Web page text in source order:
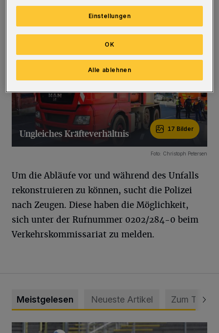
ein Krankenhaus gebracht.
Ungleiches Kräfteverhältnis 17 Bilder
Foto: Christoph Petersen
Um die Abläufe vor und während des Unfalls
rekonstruieren zu können, sucht die Polizei
nach Zeugen. Diese haben die Möglichkeit,
sich unter der Rufnummer 0202/284-0 beim
Verkehrskommissariat zu melden.
Meistgelesen Neueste Artikel Zum Thema
WSV: Übertragung im Barmer Bahnhof und klare Ansage
Einstellungen
Alle ablehnen
OK